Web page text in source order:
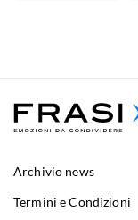
Archivio news
Termini e Condizioni